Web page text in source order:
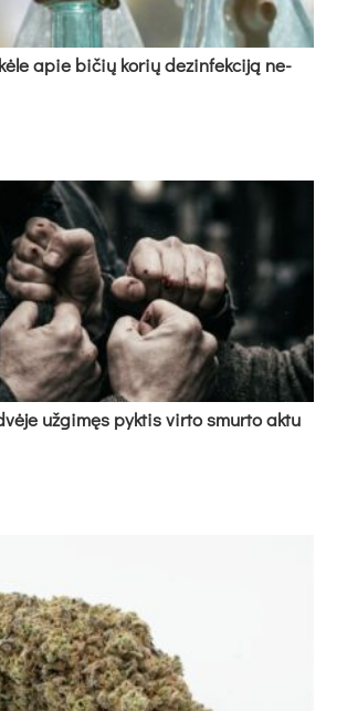
apie bi­čių ko­rių de­zin­fek­ci­ją ne­
už­gi­męs pyk­tis vir­to smur­to ak­tu